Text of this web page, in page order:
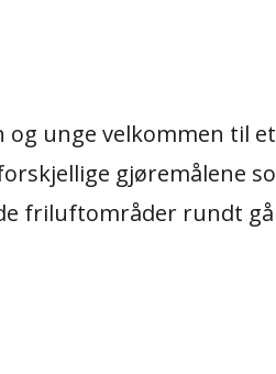
og unge velkommen til
gjøremålene
friluftområder rundt